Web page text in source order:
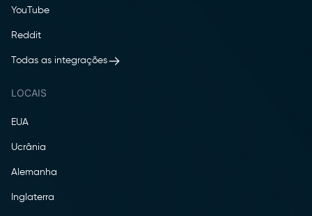
YouTube
Reddit
Todas as integrações
LOCAIS
EUA
Ucrânia
Alemanha
Inglaterra